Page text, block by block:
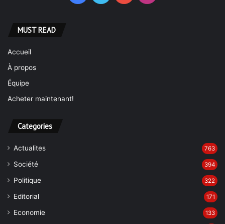
MUST READ
Accueil
À propos
Équipe
Acheter maintenant!
Categories
Actualites 763
Société 394
Politique 322
Editorial 171
Economie 133